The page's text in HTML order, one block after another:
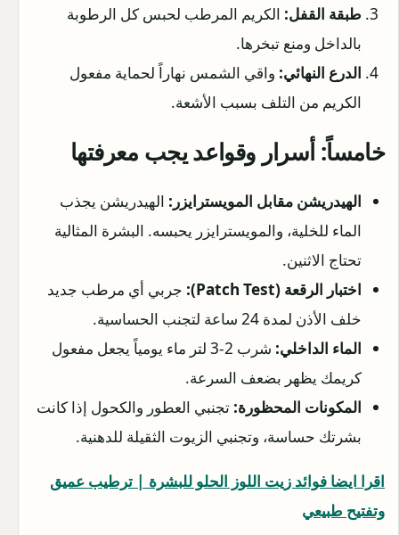
طبقة القفل: الكريم المرطب لحبس كل الرطوبة
بالداخل ومنع تبخرها.
الدرع النهائي: واقي الشمس نهاراً لحماية مفعول
الكريم من التلف بسبب الأشعة.
خامساً: أسرار وقواعد يجب معرفتها
الهيدريشن مقابل المويسترايزر: الهيدريشن يجذب
الماء للخلية، والمويسترايزر يحبسه. البشرة المثالية
تحتاج الاثنين.
اختبار الرقعة (Patch Test):
جربي أي مرطب جديد
خلف الأذن لمدة 24 ساعة لتجنب الحساسية.
الماء الداخلي:
شرب 2-3 لتر ماء يومياً يجعل مفعول
كريمك يظهر بضعف السرعة.
المكونات المحظورة: تجنبي العطور والكحول إذا كانت
بشرتك حساسة، وتجنبي الزيوت الثقيلة للدهنية.
اقرا ايضا فوائد زيت اللوز الحلو للبشرة | ترطيب عميق
وتفتيح طبيعي